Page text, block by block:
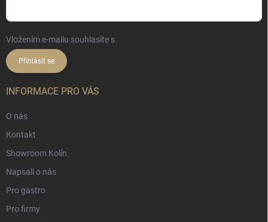
Vložením e-mailu souhlasíte s
Přihlásit se
INFORMACE PRO VÁS
O nás
Kontakt
Showroom Kolín
Napsali o nás
Pro gastro
Pro firmy